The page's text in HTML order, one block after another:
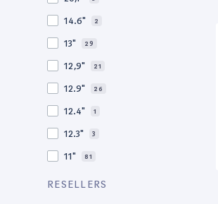
14.6" 2
13" 29
12,9" 21
12.9" 26
12.4" 1
12.3" 3
11" 81
10,9"
RESELLERS